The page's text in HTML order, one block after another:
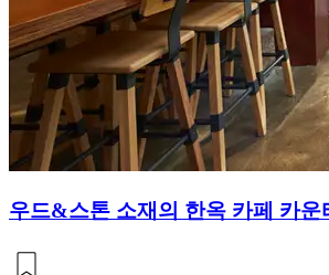
우드&스톤 소재의 한옥 카페 카운